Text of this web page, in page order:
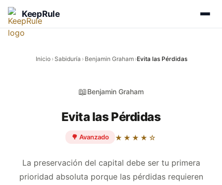
KeepRule
Inicio › Sabiduría › Benjamin Graham ›Evita las Pérdidas
📖Benjamin Graham
Evita las Pérdidas
🌳 Avanzado ★★★★☆
La preservación del capital debe ser tu primera
prioridad absoluta porque las pérdidas requieren